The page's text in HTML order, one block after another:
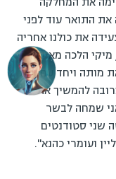
התואר עוד לפני
את כולנו אחריה
הלכה מאיתנו
מותה ויחד עם זאת
להמשיך את
שמחה לבשר
שני סטודנטים
ועומרי כהנא".